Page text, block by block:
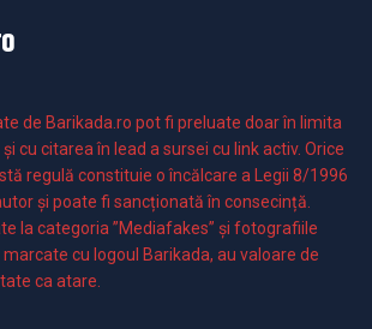
de Barikada.ro pot fi preluate doar în limita
cu citarea în lead a sursei cu link activ. Orice
regulă constituie o încălcare a Legii 8/1996
și poate fi sancționată în consecință.
la categoria ”Mediafakes” și fotografiile
cu logoul Barikada, au valoare de
ca atare.